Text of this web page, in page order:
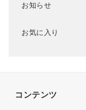
お知らせ
お気に入り
コンテンツ